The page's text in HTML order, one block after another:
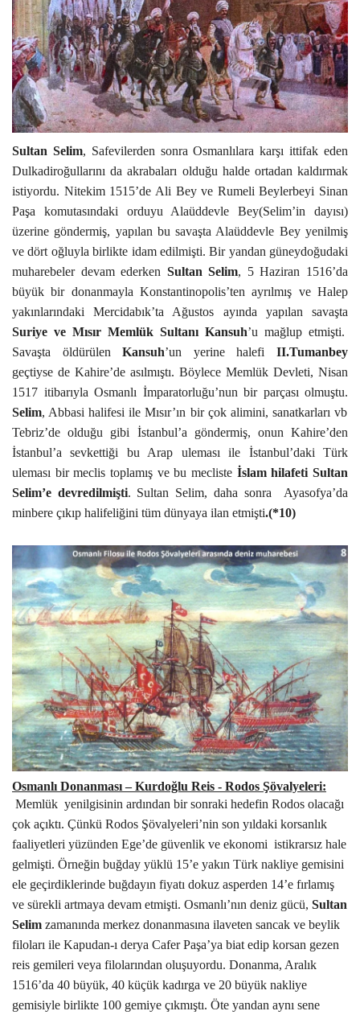
Sultan Selim, Safevilerden sonra Osmanlılara karşı ittifak eden
Dulkadiroğullarını da akrabaları olduğu halde ortadan kaldırmak
istiyordu. Nitekim 1515’de Ali Bey ve Rumeli Beylerbeyi Sinan
Paşa komutasındaki orduyu Alaüddevle Bey(Selim’in dayısı)
üzerine göndermiş, yapılan bu savaşta Alaüddevle Bey yenilmiş
ve dört oğluyla birlikte idam edilmişti. Bir yandan güneydoğudaki
muharebeler devam ederken Sultan Selim, 5 Haziran 1516’da
büyük bir donanmayla Konstantinopolis’ten ayrılmış ve Halep
yakınlarındaki Mercidabık’ta Ağustos ayında yapılan savaşta
Suriye ve Mısır Memlük Sultanı Kansuh’u mağlup etmişti.
Savaşta öldürülenKansuh’un yerine halefiII.Tumanbey
geçtiyse de Kahire’de asılmıştı. Böylece Memlük Devleti, Nisan
1517 itibarıyla Osmanlı İmparatorluğu’nun bir parçası olmuştu.
Selim, Abbasi halifesi ile Mısır’ın bir çok alimini, sanatkarları vb
Tebriz’de olduğu gibi İstanbul’a göndermiş, onun Kahire’den
İstanbul’a sevkettiği bu Arap uleması ile İstanbul’daki Türk
uleması bir meclis toplamış ve bu mecliste İslam hilafeti Sultan
Selim’e devredilmişti. Sultan Selim, daha sonra
Ayasofya’da
minbere çıkıp halifeliğini tüm dünyaya ilan etmişti.(*10)
Osmanlı Donanması – Kurdoğlu Reis - Rodos Şövalyeleri:
Memlük yenilgisinin ardından bir sonraki hedefin Rodos olacağı
çok açıktı. Çünkü Rodos Şövalyeleri’nin son yıldaki korsanlık
faaliyetleri yüzünden Ege’de güvenlik ve ekonomi istikrarsız hale
gelmişti. Örneğin buğday yüklü 15’e yakın Türk nakliye gemisini
ele geçirdiklerinde buğdayın fiyatı dokuz asperden 14’e fırlamış
ve sürekli artmaya devam etmişti. Osmanlı’nın deniz gücü, Sultan
Selim zamanında merkez donanmasına ilaveten sancak ve beylik
filoları ile Kapudan-ı derya Cafer Paşa’ya biat edip korsan gezen
reis gemileri veya filolarından oluşuyordu. Donanma, Aralık
1516’da 40 büyük, 40 küçük kadırga ve 20 büyük nakliye
gemisiyle birlikte 100 gemiye çıkmıştı. Öte yandan aynı sene